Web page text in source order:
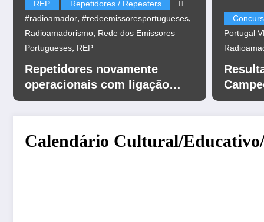
REP
Repetidores / Repeaters
#radioamador, #redeemissoresportugueses,
Radioamadorismo, Rede dos Emissores
Portugueses, REP
Repetidores novamente
operacionais com ligação
EchoLink
Portugal
UHF
Calendário Cultural/